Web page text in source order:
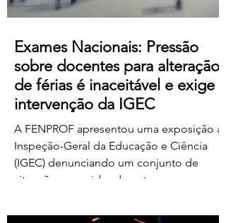
Exames Nacionais: Pressão
sobre docentes para alteração
de férias é inaceitável e exige
intervenção da IGEC
A FENPROF apresentou uma exposição à
Inspeção-Geral da Educação e Ciência
(IGEC) denunciando um conjunto de
situações ocorridas durante o processo
exames nacionais de 2026, com particular